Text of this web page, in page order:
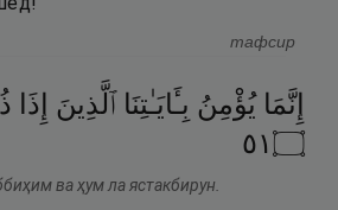
тафсир
إِنَّمَا يُؤْمِنُ بِـَٔايَـٰتِنَا ٱلَّذِينَ إِذَا
۝١٥
ва ҳум ла ястакбирун.